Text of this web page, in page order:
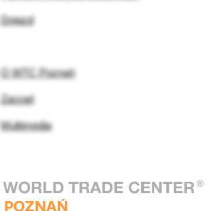
Dojazd
O WTC Poznań
Zarząd
Multimedia